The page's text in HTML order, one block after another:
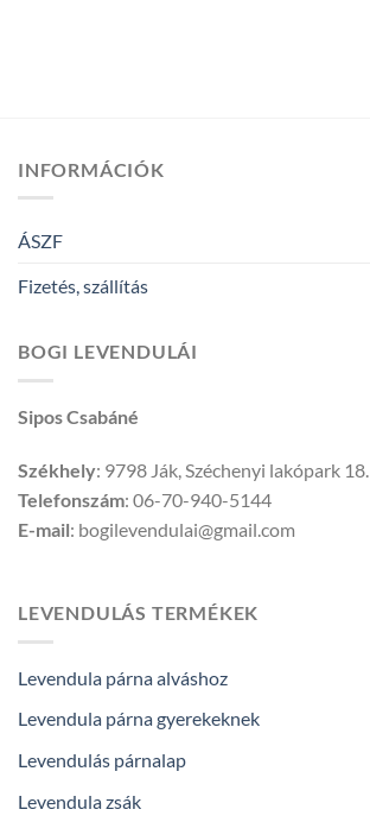
INFORMÁCIÓK
ÁSZF
Fizetés, szállítás
BOGI LEVENDULÁI
Sipos Csabáné
Székhely: 9798 Ják, Széchenyi lakópark 18.
Telefonszám: 06-70-940-5144
E-mail: bogilevendulai@gmail.com
LEVENDULÁS TERMÉKEK
Levendula párna alváshoz
Levendula párna gyerekeknek
Levendulás párnalap
Levendula zsák